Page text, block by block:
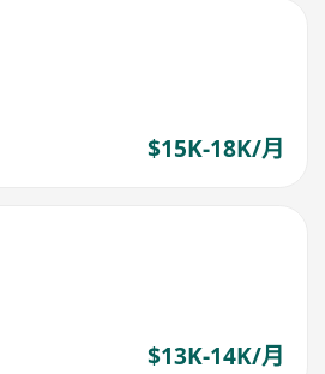
$15K-18K/月
$13K-14K/月